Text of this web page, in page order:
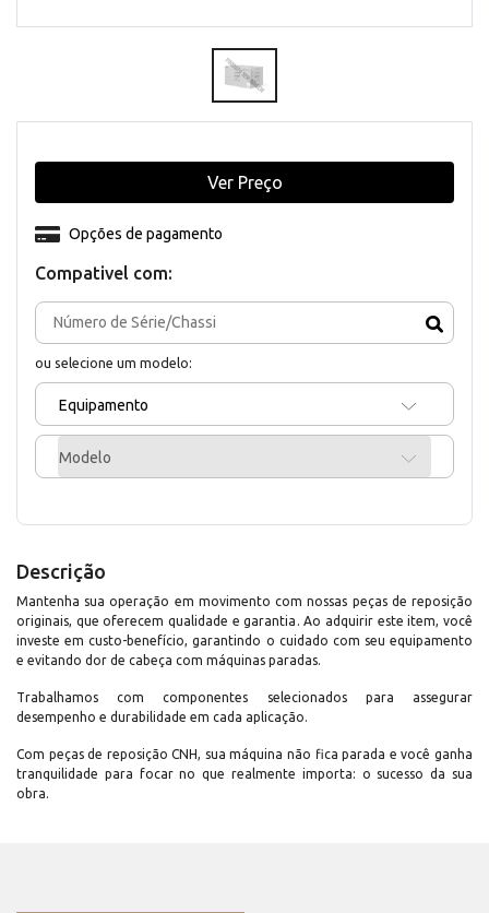
Compativel com:
ou selecione um modelo:
Equipamento
Modelo
Opções de pagamento
Ver Preço
Descrição
Mantenha sua operação em movimento com nossas peças de reposição
originais, que oferecem qualidade e garantia. Ao adquirir este item, você
investe em custo-benefício, garantindo o cuidado com seu equipamento
e evitando dor de cabeça com máquinas paradas.
Trabalhamos com componentes selecionados para assegurar
desempenho e durabilidade em cada aplicação.
Com peças de reposição CNH, sua máquina não fica parada e você ganha
tranquilidade para focar no que realmente importa: o sucesso da sua
obra.